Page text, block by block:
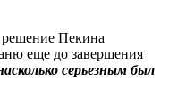
решение Пекина
еще до завершения
серьезным был